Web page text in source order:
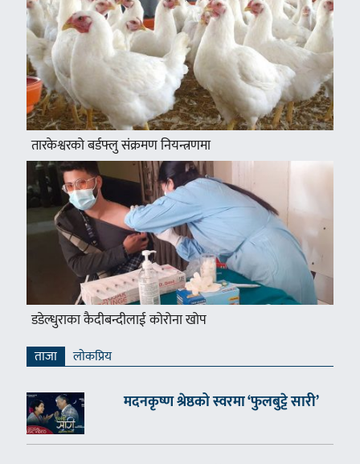
तारकेश्वरको बर्डफ्लु संक्रमण नियन्त्रणमा
डडेल्धुराका कैदीबन्दीलाई कोरोना खोप
ताजा लाेकप्रिय
मदनकृष्ण श्रेष्ठको स्वरमा ‘फुलबुट्टे सारी’